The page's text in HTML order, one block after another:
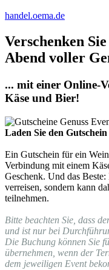
handel.oema.de
Verschenken
Abend voller
... mit einer Online-
Käse und Bier!
Laden Sie den
Ein Gutschein für ein
Verbindung mit einem
Geschenk. Und das
verreisen, sondern kann
teilnehmen.
Bitte beachten Sie, dass
und ist nur bei
Die Buchung können Sie
übernehmen, wenn der
dem jeweiligen Event